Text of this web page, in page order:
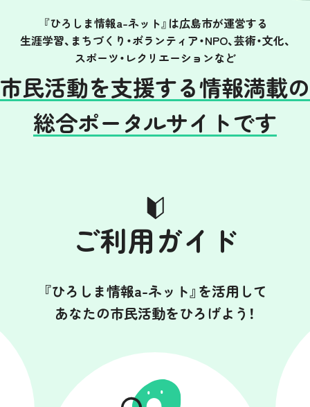
『ひろしま情報a-ネット』は広島市が運営する
生涯学習、まちづくり・ボランティア・NPO、 芸術・文化、
スポーツ・レクリエーションなど
市民活動を支援する情報満載の
総合ポータルサイトです
ご利用ガイド
『ひろしま情報a-ネット』を活用して
あなたの市民活動をひろげよう！